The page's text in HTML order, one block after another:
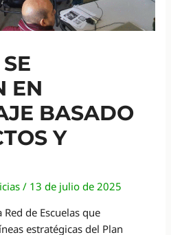
EN
BASADO
Y
/ 13 de julio de 2025
de Escuelas que
estratégicas del Plan